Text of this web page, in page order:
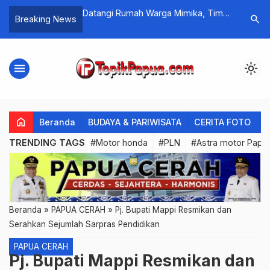
Breaking News
12 Kasus
Datangi Rumah Warga Mimika, Tim
Pengobatan Secara Langsung
BTM :
Habib
search
menu light_mode
home Beranda BUDAYA & PARIWISATA CERITA FOTO
TRENDING TAGS #Motor honda #PLN #Astra motor
Beranda » PAPUA CERAH » Pj. Bupati Mappi Resmikan dan
Serahkan Sejumlah Sarpras Pendidikan
PAPUA CERAH
Pj. Bupati Mappi Resmikan dan